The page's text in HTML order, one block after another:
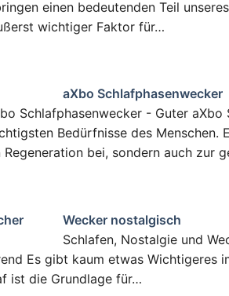
einen bedeutenden Teil
wichtiger Faktor für…
aXbo Schlafphasenwecker
Schlafphasenwecker - Guter
Bedürfnisse des Menschen.
Regeneration bei, sondern auch zur
Wecker nostalgisch
Schlafen, Nostalgie und
Es gibt kaum etwas Wichtigeres
ist die Grundlage für…